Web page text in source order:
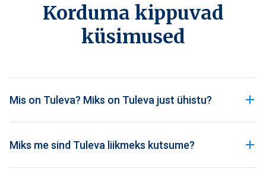
Korduma kippuvad
küsimused
Mis on Tuleva? Miks on Tuleva just ühistu?
Miks me sind Tuleva liikmeks kutsume?